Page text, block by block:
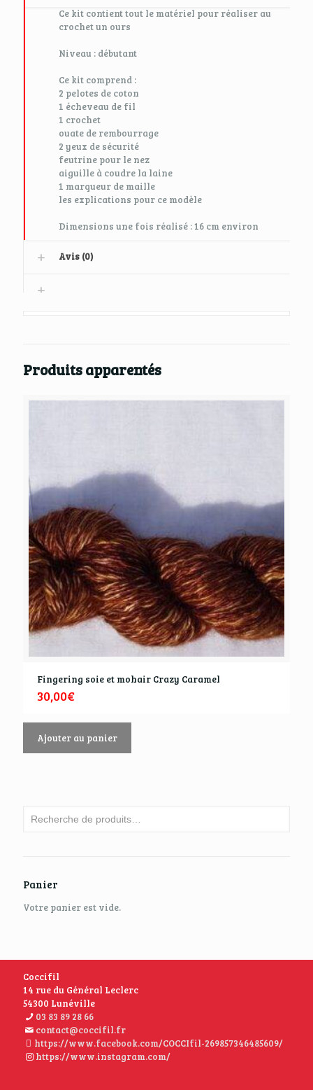
Ce kit contient tout le matériel pour réaliser au
crochet un ours
Niveau : débutant
Ce kit comprend :
2 pelotes de coton
1 écheveau de fil
1 crochet
ouate de rembourrage
2 yeux de sécurité
feutrine pour le nez
aiguille à coudre la laine
1 marqueur de maille
les explications pour ce modèle
Dimensions une fois réalisé : 16 cm environ
Avis (0)
Produits apparentés
Fingering soie et mohair Crazy Caramel
30,00€
Ajouter au panier
Panier
Votre panier est vide.
Coccifil
14 rue du Général Leclerc
54300 Lunéville
03 83 89 28 66
contact@coccifil.fr
https://www.facebook.com/COCCIfil-269857346485609/
https://www.instagram.com/